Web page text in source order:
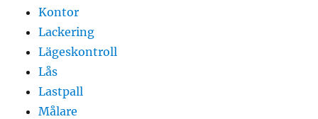
Kontor
Lackering
Lägeskontroll
Lås
Lastpall
Målare